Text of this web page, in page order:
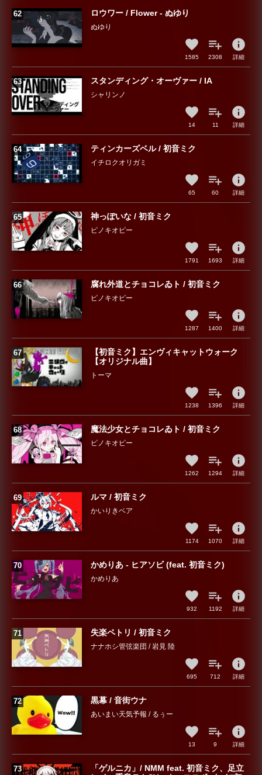
ロウワー / Flower - ぬゆり
ぬゆり
1585 2308
info
詳細
スタンディング・オーヴァー / IA
シャリンノ
14 11
info
詳細
ティンカーズベル / 初音ミク
イチロクオリガミ
65 60
info
詳細
神っぽいな / 初音ミク
ピノキオピー
1791 1693
info
詳細
腐れ外道とチョコレゐト / 初音ミク
ピノキオピー
1287 1400
info
詳細
【初音ミク】エンヴィキャットウォーク
【オリジナル曲】
トーマ
1238 1396
info
詳細
魔法少女とチョコレゐト / 初音ミク
ピノキオピー
1262 1294
info
詳細
ルマ / 初音ミク
かいりきベア
1174 1070
info
詳細
かめりあ - ヒアソビ (feat. 初音ミク)
かめりあ
932 1192
info
詳細
失楽ペトリ / 初音ミク
ナナホシ管弦楽団 / 岩見 陸
695 712
info
詳細
黒幕 / 音街ウナ
あいまい天気予報 / るぅー
13 9
info
詳細
「ゲルニカ」/ NMM feat. 初音ミク、足立